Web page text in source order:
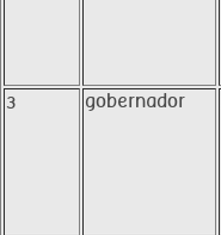
3 gobernador